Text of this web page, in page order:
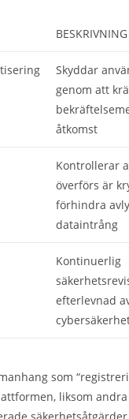
BESKRIVNING
Skyddar
genom att
åtkomst
Kontrollerar
överförs är
förhindra
dataintrång
Kontinuerlig
efterlevnad
som
liksom